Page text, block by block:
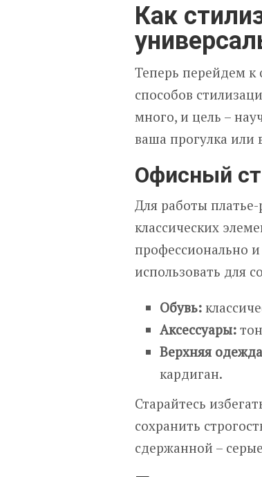
Как
Теперь перейдем
способов
много, и цель –
ваша прогулка или
Офисный
Для работы
классических
профессионально и
использовать для
Обувь:
Аксессуары:
Верхняя
кардиган.
Старайтесь
сохранить
сдержанной –